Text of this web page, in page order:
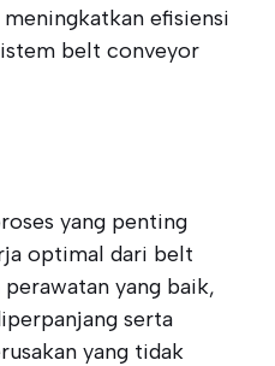
efisiensi
belt conveyor
yang penting
optimal dari belt
yang baik,
serta
yang tidak